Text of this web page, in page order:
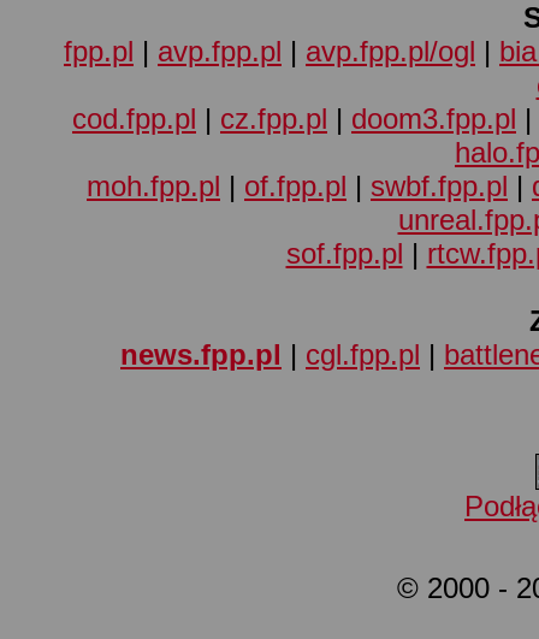
fpp.pl | avp.fpp.pl | avp.fpp.pl/ogl |
cod.fpp.pl | cz.fpp.pl | doom3.fpp.pl |
moh.fpp.pl | of.fpp.pl | swbf.fpp.pl |
sof.fpp.pl |
news.fpp.pl | cgl.fpp.pl |
© 2000 -